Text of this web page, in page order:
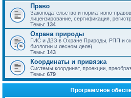
Право
Законодательство и нормативно-
лицензирование, сертификация,
Темы: 134
Охрана природы
ГИС и ДЗЗ в Охране Природы, РПП и
биологии и лесном деле)
Темы: 143
Координаты и привязка
Системы координат, проекции,
Темы: 679
Программное